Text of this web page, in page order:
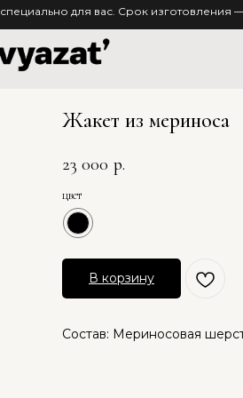
для вас. Срок изготовления —
Жакет из мериноса
23 000 р.
цвет
В корзину
Состав: Мериносовая